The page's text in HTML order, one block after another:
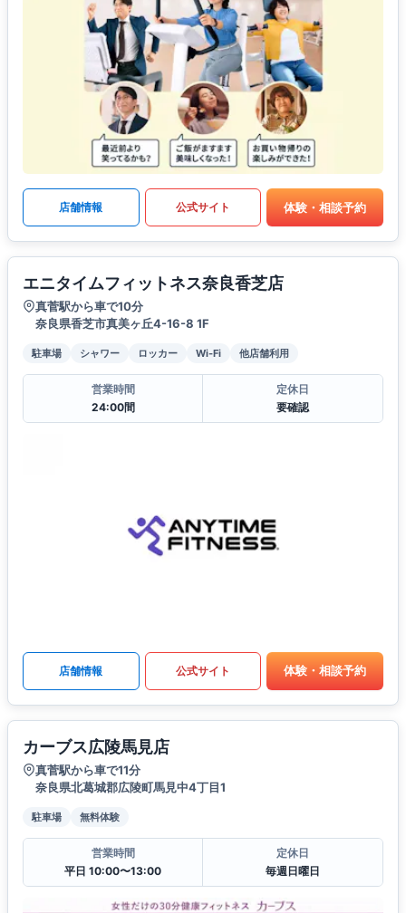
店舗情報 公式サイト 体験・相談予約
エニタイムフィットネス奈良香芝店
真菅駅から車で10分
奈良県香芝市真美ヶ丘4-16-8 1F
駐車場 シャワー ロッカー Wi-Fi 他店舗利用
営業時間
24:00間
定休日
要確認
店舗情報 公式サイト 体験・相談予約
カーブス広陵馬見店
真菅駅から車で11分
奈良県北葛城郡広陵町馬見中4丁目1
駐車場 無料体験
営業時間
平日 10:00〜13:00
定休日
毎週日曜日